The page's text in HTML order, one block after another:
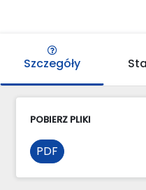
Szczegóły
POBIERZ PLIKI
PDF